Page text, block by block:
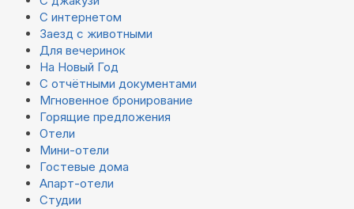
С интернетом
Заезд с животными
Для вечеринок
На Новый Год
С отчётными документами
Мгновенное бронирование
Горящие предложения
Отели
Мини-отели
Гостевые дома
Апарт-отели
Студии